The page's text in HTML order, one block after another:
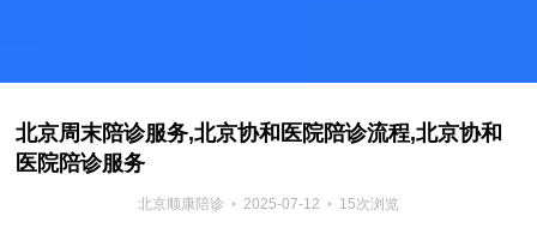
北京周末陪诊服务,北京协和医院陪诊流程,北京协和
医院陪诊服务
北京顺康陪诊 2025-07-12 15次浏览